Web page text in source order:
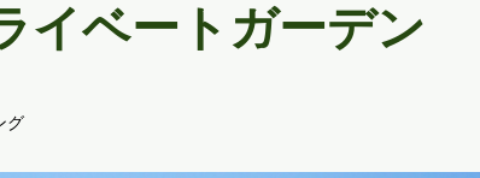
イベートガーデン
グ